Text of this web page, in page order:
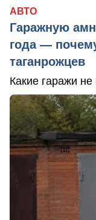
АВТО
Гаражную
года —
таганрожцев
Какие гаражи